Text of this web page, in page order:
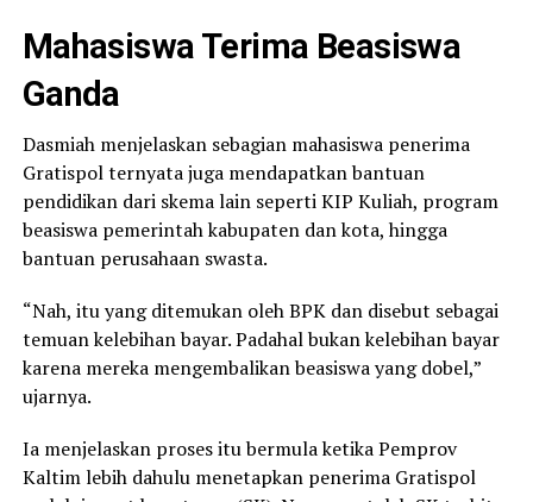
Mahasiswa Terima Beasiswa
Ganda
Dasmiah menjelaskan sebagian mahasiswa penerima
Gratispol ternyata juga mendapatkan bantuan
pendidikan dari skema lain seperti KIP Kuliah, program
beasiswa pemerintah kabupaten dan kota, hingga
bantuan perusahaan swasta.
“Nah, itu yang ditemukan oleh BPK dan disebut sebagai
temuan kelebihan bayar. Padahal bukan kelebihan bayar
karena mereka mengembalikan beasiswa yang dobel,”
ujarnya.
Ia menjelaskan proses itu bermula ketika Pemprov
Kaltim lebih dahulu menetapkan penerima Gratispol